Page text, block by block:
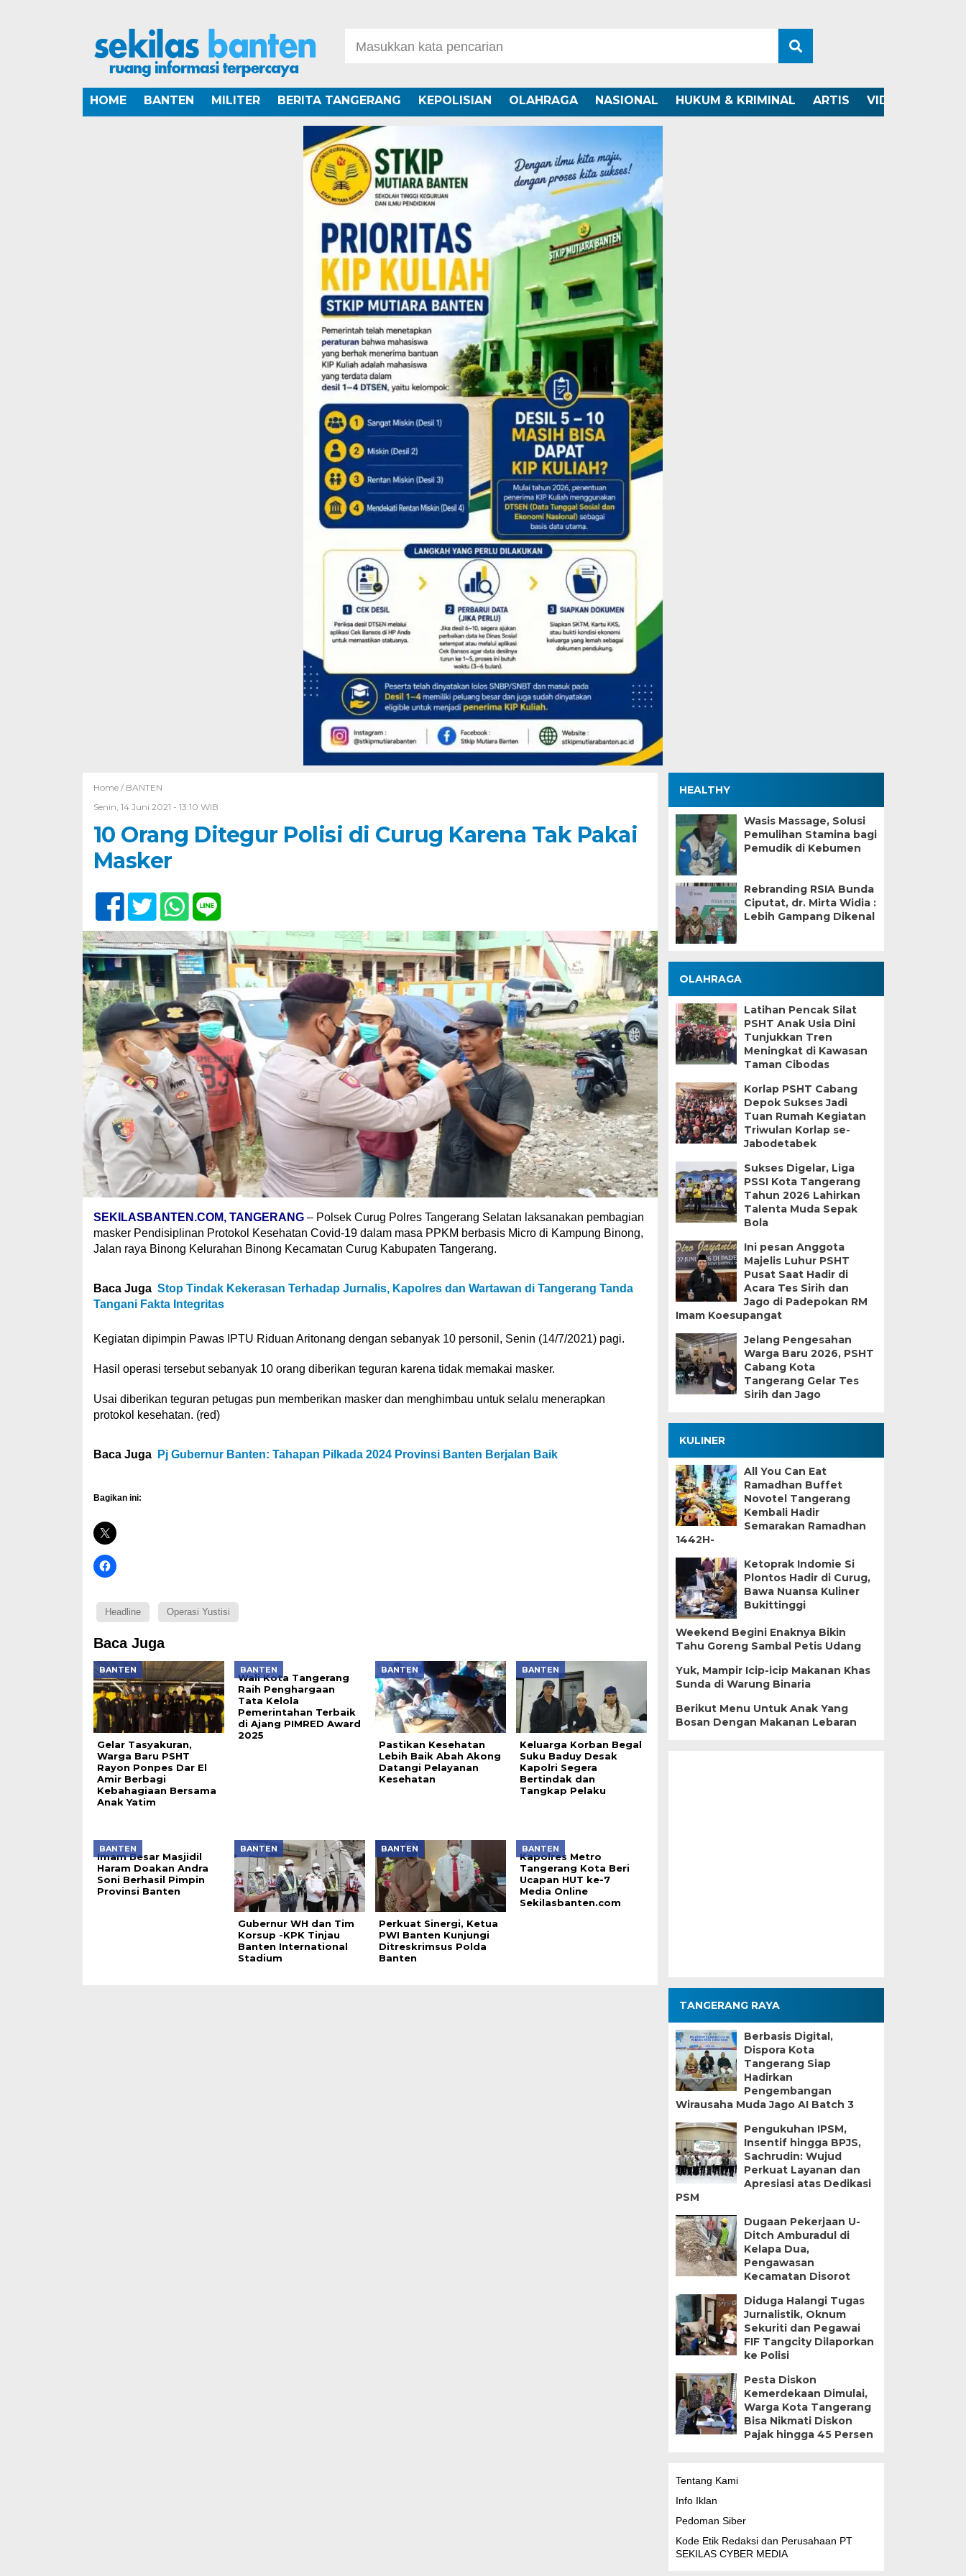
HOME BANTEN MILITER BERITA TANGERANG KEPOLISIAN OLAHRAGA NASIONAL HUKUM & KRIMINAL ARTIS VIDEO
Home / BANTEN
Senin, 14 Juni 2021 - 13:10 WIB
10 Orang Ditegur Polisi di Curug Karena Tak Pakai
Masker
SEKILASBANTEN.COM, TANGERANG– Polsek Curug Polres Tangerang Selatan laksanakan pembagian
masker Pendisiplinan Protokol Kesehatan Covid-19 dalam masa PPKM berbasis Micro di Kampung Binong,
Jalan raya Binong Kelurahan Binong Kecamatan Curug Kabupaten Tangerang.
Baca Juga Stop Tindak Kekerasan Terhadap Jurnalis, Kapolres dan Wartawan di Tangerang Tanda
Tangani Fakta Integritas
Kegiatan dipimpin Pawas IPTU Riduan Aritonang dengan sebanyak 10 personil, Senin (14/7/2021) pagi.
Hasil operasi tersebut sebanyak 10 orang diberikan teguran karena tidak memakai masker.
Usai diberikan teguran petugas pun memberikan masker dan menghimbau untuk selalu menerapkan
protokol kesehatan. (red)
Baca Juga Pj Gubernur Banten: Tahapan Pilkada 2024 Provinsi Banten Berjalan Baik
Bagikan ini:
Headline Operasi Yustisi
Baca Juga
BANTEN
Gelar Tasyakuran,
Warga Baru PSHT
Rayon Ponpes Dar El
Amir Berbagi
Kebahagiaan Bersama
Anak Yatim
BANTEN
Wali Kota Tangerang
Raih Penghargaan
Tata Kelola
Pemerintahan Terbaik
di Ajang PIMRED Award
2025
BANTEN
Pastikan Kesehatan
Lebih Baik Abah Akong
Datangi Pelayanan
Kesehatan
BANTEN
Keluarga Korban Begal
Suku Baduy Desak
Kapolri Segera
Bertindak dan
Tangkap Pelaku
BANTEN
Imam Besar Masjidil
Haram Doakan Andra
Soni Berhasil Pimpin
Provinsi Banten
BANTEN
Gubernur WH dan Tim
Korsup -KPK Tinjau
Banten International
Stadium
BANTEN
Perkuat Sinergi, Ketua
PWI Banten Kunjungi
Ditreskrimsus Polda
Banten
BANTEN
Kapolres Metro
Tangerang Kota Beri
Ucapan HUT ke-7
Media Online
Sekilasbanten.com
HEALTHY
Wasis Massage, Solusi
Pemulihan Stamina bagi
Pemudik di Kebumen
Rebranding RSIA Bunda
Ciputat, dr. Mirta Widia :
Lebih Gampang Dikenal
OLAHRAGA
Latihan Pencak Silat
PSHT Anak Usia Dini
Tunjukkan Tren
Meningkat di Kawasan
Taman Cibodas
Korlap PSHT Cabang
Depok Sukses Jadi
Tuan Rumah Kegiatan
Triwulan Korlap se-
Jabodetabek
Sukses Digelar, Liga
PSSI Kota Tangerang
Tahun 2026 Lahirkan
Talenta Muda Sepak
Bola
Ini pesan Anggota
Majelis Luhur PSHT
Pusat Saat Hadir di
Acara Tes Sirih dan
Jago di Padepokan RM
Imam Koesupangat
Jelang Pengesahan
Warga Baru 2026, PSHT
Cabang Kota
Tangerang Gelar Tes
Sirih dan Jago
KULINER
All You Can Eat
Ramadhan Buffet
Novotel Tangerang
Kembali Hadir
Semarakan Ramadhan
1442H-
Ketoprak Indomie Si
Plontos Hadir di Curug,
Bawa Nuansa Kuliner
Bukittinggi
Weekend Begini Enaknya Bikin
Tahu Goreng Sambal Petis Udang
Yuk, Mampir Icip-icip Makanan Khas
Sunda di Warung Binaria
Berikut Menu Untuk Anak Yang
Bosan Dengan Makanan Lebaran
TANGERANG RAYA
Berbasis Digital,
Dispora Kota
Tangerang Siap
Hadirkan
Pengembangan
Wirausaha Muda Jago AI Batch 3
Pengukuhan IPSM,
Insentif hingga BPJS,
Sachrudin: Wujud
Perkuat Layanan dan
Apresiasi atas Dedikasi
PSM
Dugaan Pekerjaan U-
Ditch Amburadul di
Kelapa Dua,
Pengawasan
Kecamatan Disorot
Diduga Halangi Tugas
Jurnalistik, Oknum
Sekuriti dan Pegawai
FIF Tangcity Dilaporkan
ke Polisi
Pesta Diskon
Kemerdekaan Dimulai,
Warga Kota Tangerang
Bisa Nikmati Diskon
Pajak hingga 45 Persen
Tentang Kami
Info Iklan
Pedoman Siber
Kode Etik Redaksi dan Perusahaan PT
SEKILAS CYBER MEDIA